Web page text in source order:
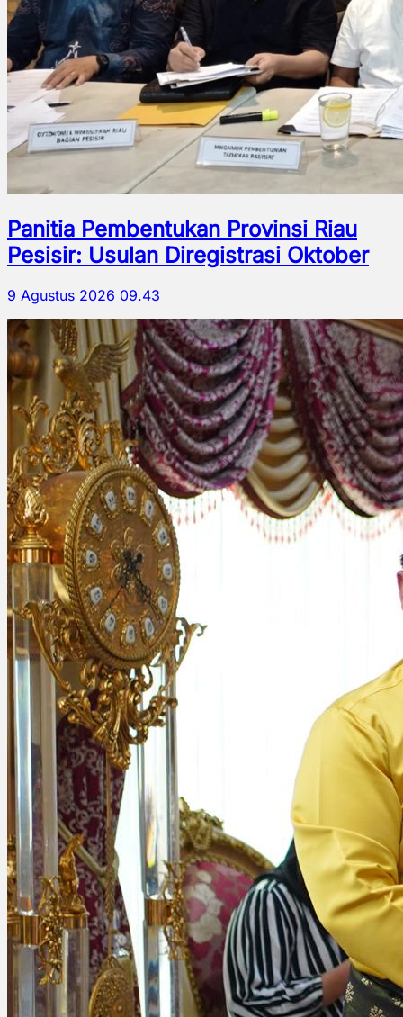
Panitia Pembentukan Provinsi Riau
Pesisir: Usulan Diregistrasi Oktober
9 Agustus 2026 09.43